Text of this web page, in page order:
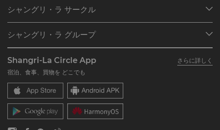
ご予約の検索
レストラン＆バー
シャングリ・ラ サークル
シャングリ・ラ サークルに入会
よくあるお問合せや質問
SLCに関するお問い合わせ
シャングリ・ラ グループ
シャングリ・ラ ブランド
シャングリ・ラ センター
レジデンス
お問い合わせ
採用情報
企業の社会的責任
ニュース
Shangri-La Circle App
さらに詳しく
宿泊、食事、買物を どこでも